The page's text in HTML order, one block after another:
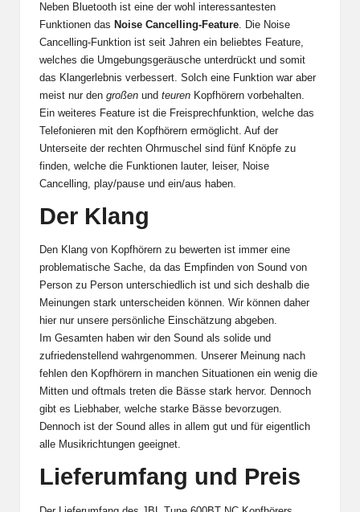
Neben Bluetooth ist eine der wohl interessantesten
Funktionen das Noise Cancelling-Feature. Die Noise
Cancelling-Funktion ist seit Jahren ein beliebtes Feature,
welches die Umgebungsgeräusche unterdrückt und somit
das Klangerlebnis verbessert. Solch eine Funktion war aber
meist nur den großen und teuren Kopfhörern vorbehalten.
Ein weiteres Feature ist die Freisprechfunktion, welche das
Telefonieren mit den Kopfhörern ermöglicht. Auf der
Unterseite der rechten Ohrmuschel sind fünf Knöpfe zu
finden, welche die Funktionen lauter, leiser, Noise
Cancelling, play/pause und ein/aus haben.
Der Klang
Den Klang von Kopfhörern zu bewerten ist immer eine
problematische Sache, da das Empfinden von Sound von
Person zu Person unterschiedlich ist und sich deshalb die
Meinungen stark unterscheiden können. Wir können daher
hier nur unsere persönliche Einschätzung abgeben.
Im Gesamten haben wir den Sound als solide und
zufriedenstellend wahrgenommen. Unserer Meinung nach
fehlen den Kopfhörern in manchen Situationen ein wenig die
Mitten und oftmals treten die Bässe stark hervor. Dennoch
gibt es Liebhaber, welche starke Bässe bevorzugen.
Dennoch ist der Sound alles in allem gut und für eigentlich
alle Musikrichtungen geeignet.
Lieferumfang und Preis